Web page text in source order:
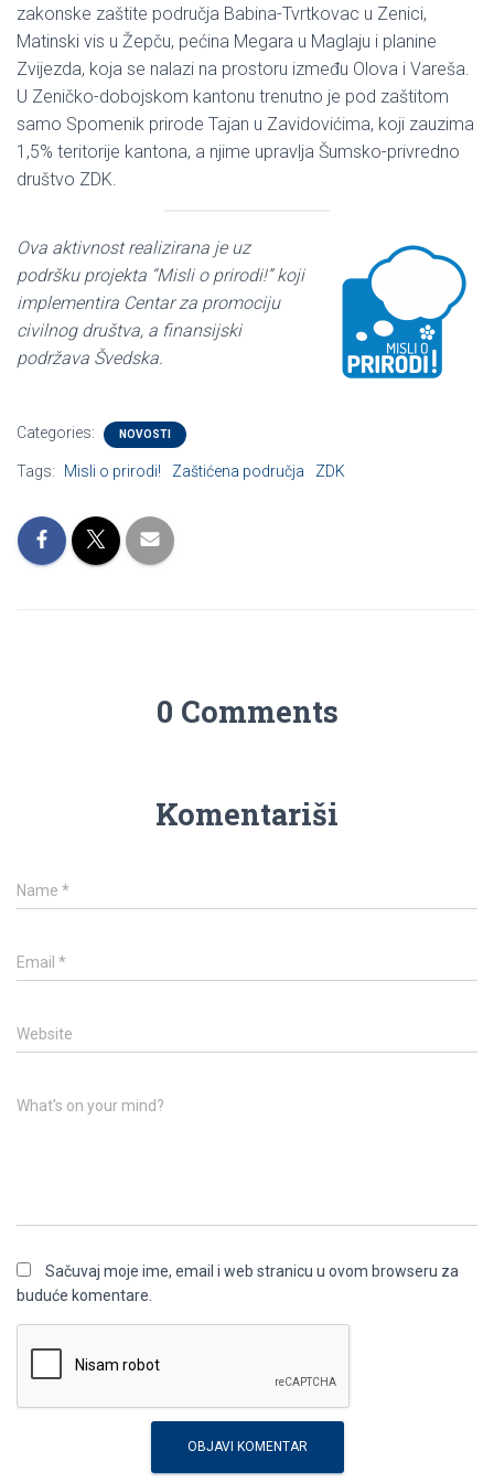
zakonske zaštite područja Babina-Tvrtkovac u Zenici,
Matinski vis u Žepču, pećina Megara u Maglaju i planine
Zvijezda, koja se nalazi na prostoru između Olova i Vareša.
U Zeničko-dobojskom kantonu trenutno je pod zaštitom
samo Spomenik prirode Tajan u Zavidovićima, koji zauzima
1,5% teritorije kantona, a njime upravlja Šumsko-privredno
društvo ZDK.
Ova aktivnost realizirana je uz
podršku projekta “Misli o prirodi!” koji
implementira Centar za promociju
civilnog društva, a finansijski
podržava Švedska.
Categories: NOVOSTI
Tags: Misli o prirodi! Zaštićena područja ZDK
0 Comments
Komentariši
Name *
Email *
Website
What's on your mind?
Sačuvaj moje ime, email i web stranicu u ovom browseru za
buduće komentare.